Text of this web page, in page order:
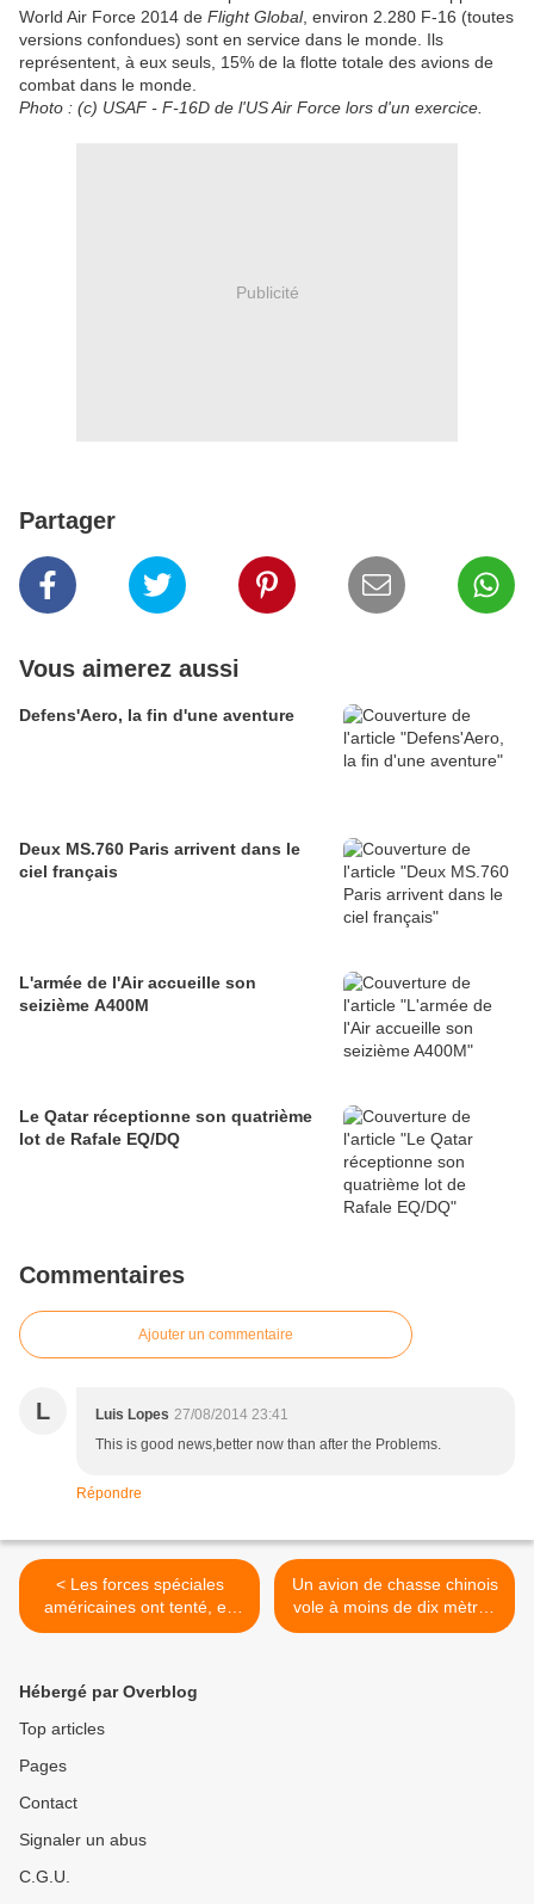
World Air Force 2014 de Flight Global, environ 2.280 F-16 (toutes
versions confondues) sont en service dans le monde. Ils
représentent, à eux seuls, 15% de la flotte totale des avions de
combat dans le monde.
Photo : (c) USAF - F-16D de l'US Air Force lors d'un exercice.
Publicité
Partager
Vous aimerez aussi
Defens'Aero, la fin d'une aventure
Deux MS.760 Paris arrivent dans le
ciel français
L'armée de l'Air accueille son
seizième A400M
Le Qatar réceptionne son quatrième
lot de Rafale EQ/DQ
Commentaires
Ajouter un commentaire
L Luis Lopes 27/08/2014 23:41
This is good news,better now than after the Problems.
Répondre
< Les forces spéciales
américaines ont tenté, en
vain, de libérer des otages
Un avion de chasse chinois
vole à moins de dix mètres
d'un P-8 Poséidon de l'US
Hébergé par Overblog
Top articles
Pages
Contact
Signaler un abus
C.G.U.